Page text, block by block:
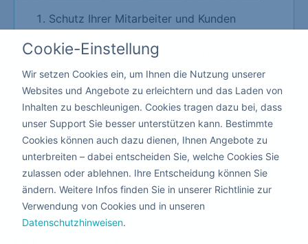
Schutz Ihrer Mitarbeiter und Kunden
Schützt vor der Schließung Ihrer
Gastronomie
Da hier niemand die Räume verlassen muss, kann
die Corona Desinfektion mit giftfreien flüssigen
Mitteln nebenbei ausgeführt werden.
Kita & Schule
Cookie-Einstellung
Wir setzen Cookies ein, um Ihnen die Nutzung unserer
Websites und Angebote zu erleichtern und das Laden von
Inhalten zu beschleunigen. Cookies tragen dazu bei, dass
unser Support Sie besser unterstützen kann. Bestimmte
Cookies können auch dazu dienen, Ihnen Angebote zu
unterbreiten – dabei entscheiden Sie, welche Cookies Sie
zulassen oder ablehnen. Ihre Entscheidung können Sie
ändern. Weitere Infos finden Sie in unserer Richtlinie zur
Verwendung von Cookies und in unseren
Datenschutzhinweisen.